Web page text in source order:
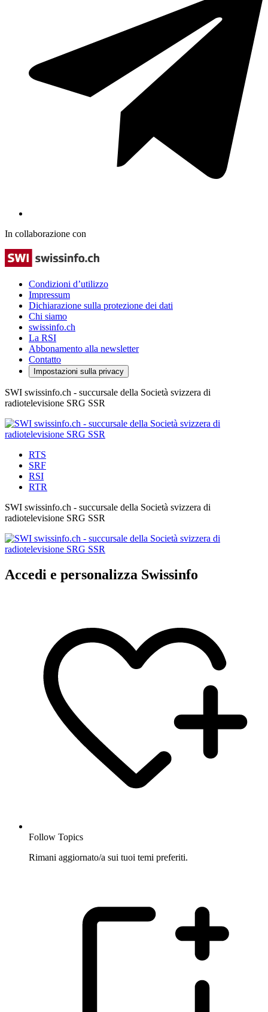
In collaborazione con
Condizioni d’utilizzo
Impressum
Dichiarazione sulla protezione dei dati
Chi siamo
swissinfo.ch
La RSI
Abbonamento alla newsletter
Contatto
Impostazioni sulla privacy
SWI swissinfo.ch - succursale della Società svizzera di
radiotelevisione SRG SSR
RTS
SRF
RSI
RTR
SWI swissinfo.ch - succursale della Società svizzera di
radiotelevisione SRG SSR
Accedi e personalizza Swissinfo
Follow Topics
Rimani aggiornato/a sui tuoi temi preferiti.